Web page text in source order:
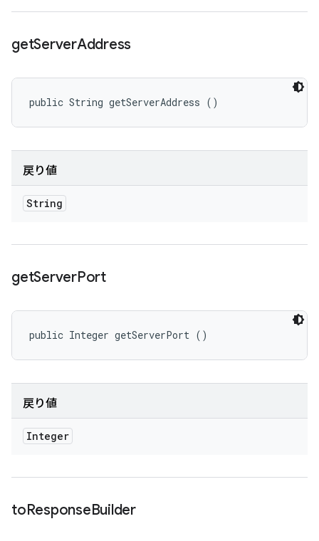
getServerAddress
public String getServerAddress ()
戻り値
String
getServerPort
public Integer getServerPort ()
戻り値
Integer
toResponseBuilder